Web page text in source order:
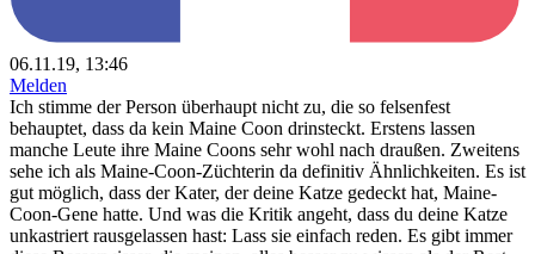
06.11.19, 13:46
Melden
Ich stimme der Person überhaupt nicht zu, die so felsenfest
behauptet, dass da kein Maine Coon drinsteckt. Erstens lassen
manche Leute ihre Maine Coons sehr wohl nach draußen. Zweitens
sehe ich als Maine-Coon-Züchterin da definitiv Ähnlichkeiten. Es ist
gut möglich, dass der Kater, der deine Katze gedeckt hat, Maine-
Coon-Gene hatte. Und was die Kritik angeht, dass du deine Katze
unkastriert rausgelassen hast: Lass sie einfach reden. Es gibt immer